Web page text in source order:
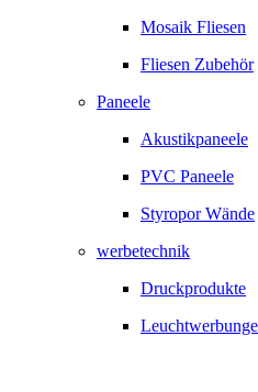
Mosaik Fliesen
Fliesen Zubehör
Paneele
Akustikpaneele
PVC Paneele
Styropor Wände
werbetechnik
Druckprodukte